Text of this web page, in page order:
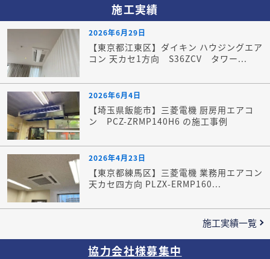
施工実績
2026年6月29日
【東京都江東区】ダイキン ハウジングエア
コン 天カセ1方向 S36ZCV タワー...
2026年6月4日
【埼玉県飯能市】三菱電機 厨房用エアコ
ン PCZ-ZRMP140H6 の施工事例
2026年4月23日
【東京都練馬区】三菱電機 業務用エアコン
天カセ四方向 PLZX-ERMP160...
施工実績一覧
協力会社様募集中